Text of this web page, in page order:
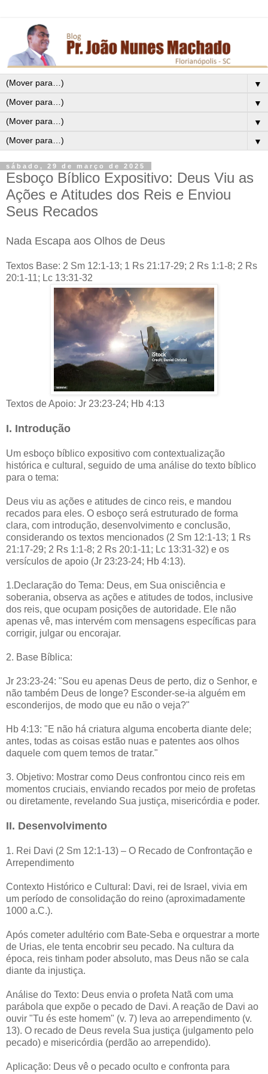
▼
▼
▼
▼
sábado, 29 de março de 2025
Esboço Bíblico Expositivo: Deus Viu as
Ações e Atitudes dos Reis e Enviou
Seus Recados
Nada Escapa aos Olhos de Deus
Textos Base: 2 Sm 12:1-13; 1 Rs 21:17-29; 2 Rs 1:1-8; 2 Rs
20:1-11; Lc 13:31-32
Textos de Apoio: Jr 23:23-24; Hb 4:13
I. Introdução
Um esboço bíblico expositivo com contextualização
histórica e cultural, seguido de uma análise do texto bíblico
para o tema:
Deus viu as ações e atitudes de cinco reis, e mandou
recados para eles. O esboço será estruturado de forma
clara, com introdução, desenvolvimento e conclusão,
considerando os textos mencionados (2 Sm 12:1-13; 1 Rs
21:17-29; 2 Rs 1:1-8; 2 Rs 20:1-11; Lc 13:31-32) e os
versículos de apoio (Jr 23:23-24; Hb 4:13).
1.Declaração do Tema: Deus, em Sua onisciência e
soberania, observa as ações e atitudes de todos, inclusive
dos reis, que ocupam posições de autoridade. Ele não
apenas vê, mas intervém com mensagens específicas para
corrigir, julgar ou encorajar.
2. Base Bíblica:
Jr 23:23-24: "Sou eu apenas Deus de perto, diz o Senhor, e
não também Deus de longe? Esconder-se-ia alguém em
esconderijos, de modo que eu não o veja?"
Hb 4:13: "E não há criatura alguma encoberta diante dele;
antes, todas as coisas estão nuas e patentes aos olhos
daquele com quem temos de tratar."
3. Objetivo: Mostrar como Deus confrontou cinco reis em
momentos cruciais, enviando recados por meio de profetas
ou diretamente, revelando Sua justiça, misericórdia e poder.
II. Desenvolvimento
1. Rei Davi (2 Sm 12:1-13) – O Recado de Confrontação e
Arrependimento
Contexto Histórico e Cultural: Davi, rei de Israel, vivia em
um período de consolidação do reino (aproximadamente
1000 a.C.).
Após cometer adultério com Bate-Seba e orquestrar a morte
de Urias, ele tenta encobrir seu pecado. Na cultura da
época, reis tinham poder absoluto, mas Deus não se cala
diante da injustiça.
Análise do Texto: Deus envia o profeta Natã com uma
parábola que expõe o pecado de Davi. A reação de Davi ao
ouvir "Tu és este homem" (v. 7) leva ao arrependimento (v.
13). O recado de Deus revela Sua justiça (julgamento pelo
pecado) e misericórdia (perdão ao arrependido).
Aplicação: Deus vê o pecado oculto e confronta para